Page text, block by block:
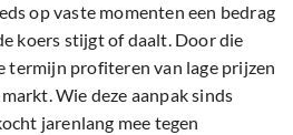
op vaste momenten een bedrag
koers stijgt of daalt. Door die
termijn profiteren van lage prijzen
Wie deze aanpak sinds
jarenlang mee tegen